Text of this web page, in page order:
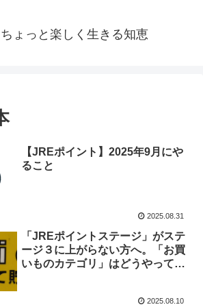
ょっと楽しく生きる知恵
【JREポイント】2025年9月にや
ること
2025.08.31
「JREポイントステージ」がステ
ージ３に上がらない方へ。「お買
いものカテゴリ」はどうやって貯
2025.08.10